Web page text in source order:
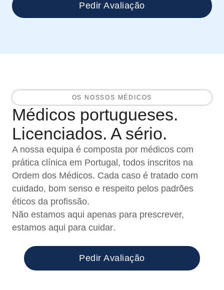
Pedir Avaliação
OS NOSSOS MÉDICOS
Médicos portugueses.
Licenciados. A sério.
A nossa equipa é composta por médicos com
prática clínica em Portugal, todos inscritos na
Ordem dos Médicos. Cada caso é tratado com
cuidado, bom senso e respeito pelos padrões
éticos da profissão.
Não estamos aqui apenas para prescrever,
estamos aqui para cuidar.
Pedir Avaliação